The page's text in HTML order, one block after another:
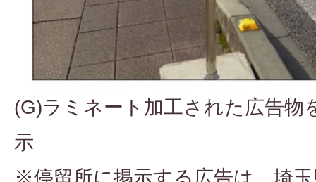
(G)ラミネート加工された広告物
示
※停留所に掲示する広告は、埼